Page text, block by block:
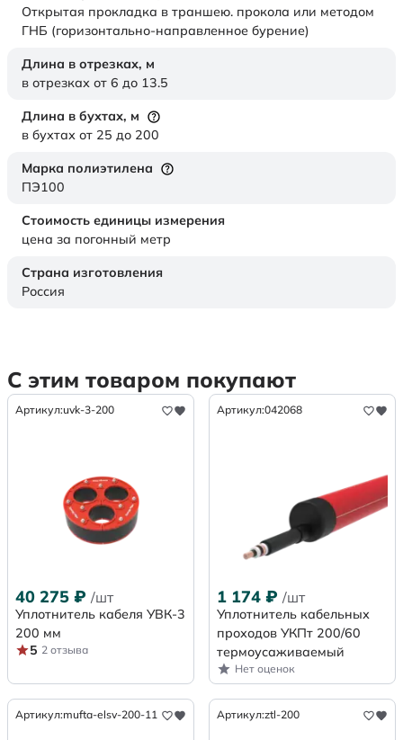
Открытая прокладка в траншею. прокола или методом
ГНБ (горизонтально-направленное бурение)
Длина в отрезках, м
в отрезках от 6 до 13.5
Длина в бухтах, м
в бухтах от 25 до 200
Марка полиэтилена
ПЭ100
Стоимость единицы измерения
цена за погонный метр
Страна изготовления
Россия
С этим товаром покупают
Артикул:uvk-3-200
40 275 ₽ /шт
Уплотнитель кабеля УВК-3
200 мм
5 2 отзыва
Артикул:042068
1 174 ₽ /шт
Уплотнитель кабельных
проходов УКПт 200/60
термоусаживаемый
Нет оценок
Артикул:mufta-elsv-200-11 Артикул:ztl-200